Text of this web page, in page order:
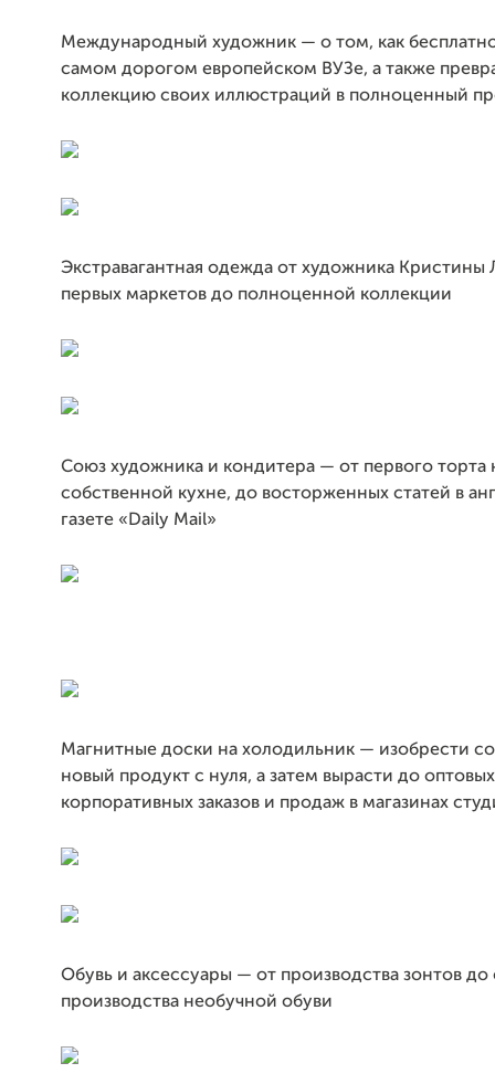
Международный художник — о том, как бесплатно
самом дорогом европейском ВУЗе, а также
коллекцию своих иллюстраций в полноценный
Экстравагантная одежда от художника Кристины
первых маркетов до полноценной коллекции
Союз художника и кондитера — от первого торта
собственной кухне, до восторженных статей в
газете «Daily Mail»
Магнитные доски на холодильник — изобрести
новый продукт с нуля, а затем вырасти до
корпоративных заказов и продаж в магазинах
Обувь и аксессуары — от производства зонтов до
производства необучной обуви